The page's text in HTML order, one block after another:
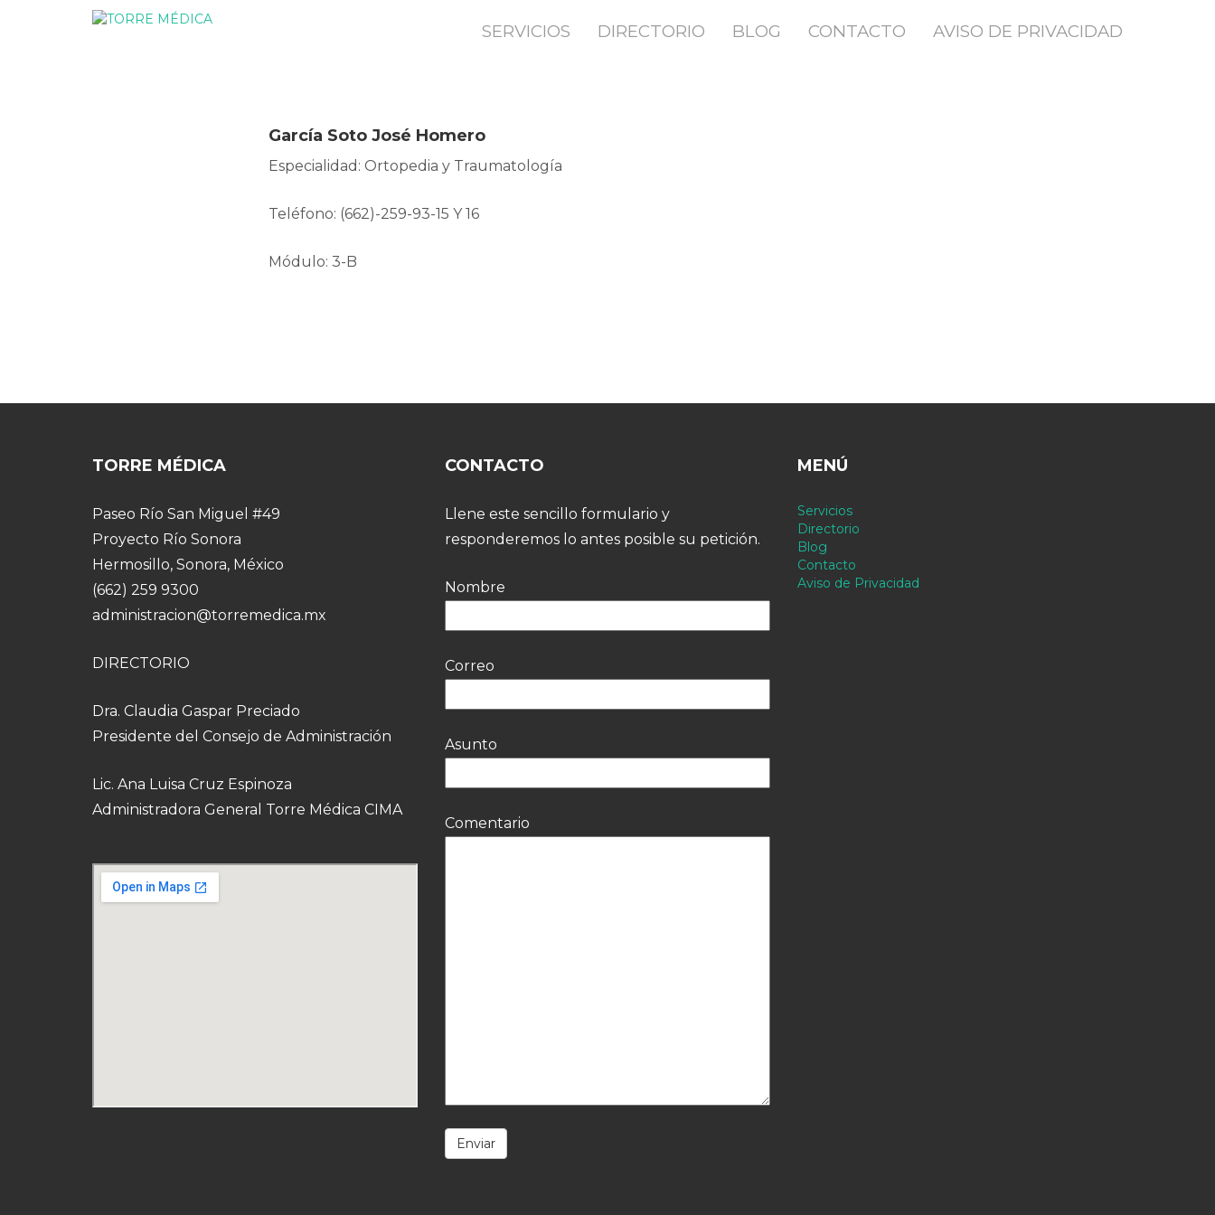
SERVICIOS DIRECTORIO BLOG CONTACTO AVISO DE PRIVACIDAD
García Soto José Homero
Especialidad: Ortopedia y Traumatología
Teléfono: (662)-259-93-15 Y 16
Módulo: 3-B
TORRE MÉDICA
Paseo Río San Miguel #49
Proyecto Río Sonora
Hermosillo, Sonora, México
(662) 259 9300
administracion@torremedica.mx
DIRECTORIO
Dra. Claudia Gaspar Preciado
Presidente del Consejo de Administración
Lic. Ana Luisa Cruz Espinoza
Administradora General Torre Médica CIMA
CONTACTO
Llene este sencillo formulario y
responderemos lo antes posible su petición.
Nombre
Correo
Asunto
Comentario
MENÚ
Servicios
Directorio
Blog
Contacto
Aviso de Privacidad